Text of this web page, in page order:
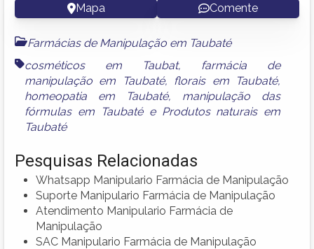
Mapa Comente
Farmácias de Manipulação em Taubaté
cosméticos em Taubat, farmácia de
manipulação em Taubaté, florais em Taubaté,
homeopatia em Taubaté, manipulação das
fórmulas em Taubatée Produtos naturais em
Taubaté
Pesquisas Relacionadas
Whatsapp Manipulario Farmácia de Manipulação
Suporte Manipulario Farmácia de Manipulação
Atendimento Manipulario Farmácia de
Manipulação
SAC Manipulario Farmácia de Manipulação